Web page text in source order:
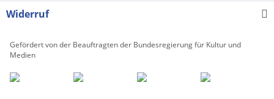
Widerruf
Gefördert von der Beauftragten der Bundesregierung für Kultur und
Medien